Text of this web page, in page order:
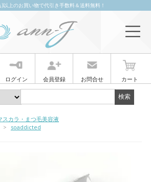
以上のお買い物で代引き手数料＆送料無料！
ログイン 会員登録 お問合せ カート
スカラ・まつ毛美容液
> soaddicted